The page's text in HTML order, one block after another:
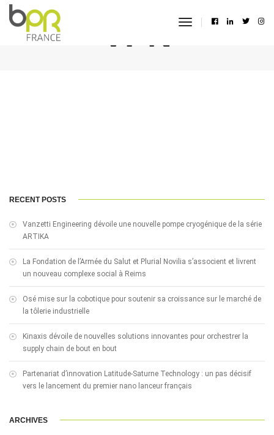
toggle
VPN
RECENT POSTS
Vanzetti Engineering dévoile une nouvelle pompe cryogénique de la série
ARTIKA
La Fondation de l’Armée du Salut et Plurial Novilia s’associent et livrent
un nouveau complexe social à Reims
Osé mise sur la cobotique pour soutenir sa croissance sur le marché de
la tôlerie industrielle
Kinaxis dévoile de nouvelles solutions innovantes pour orchestrer la
supply chain de bout en bout
Partenariat d’innovation Latitude-Saturne Technology : un pas décisif
vers le lancement du premier nano lanceur français
ARCHIVES